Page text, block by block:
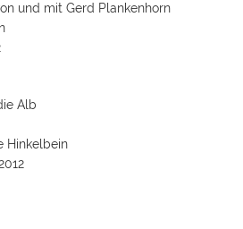
und mit Gerd Plankenhorn
Alb
Hinkelbein